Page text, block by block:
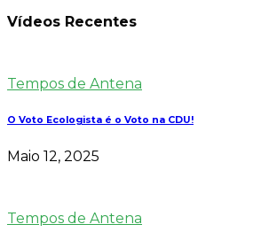
Vídeos Recentes
Tempos de Antena
O Voto Ecologista é o Voto na CDU!
Maio 12, 2025
Tempos de Antena